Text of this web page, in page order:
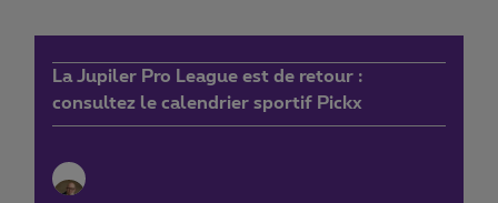
La Jupiler Pro League est de retour :
consultez le calendrier sportif Pickx